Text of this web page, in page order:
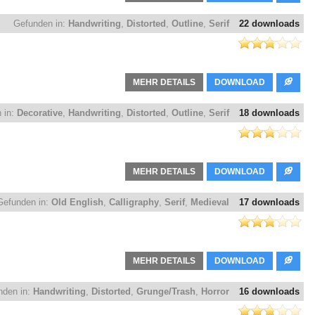
22 downloads
Gefunden in: Handwriting, Distorted , Outline, Serif
DOWNLOAD
MEHR DETAILS
18 downloads
in: Decorative, Handwriting, Distorted , Outline, Serif
DOWNLOAD
MEHR DETAILS
17 downloads
in: Old English, Calligraphy, Serif, Medieval
DOWNLOAD
MEHR DETAILS
16 downloads
in: Handwriting, Distorted , Grunge/Trash, Horror